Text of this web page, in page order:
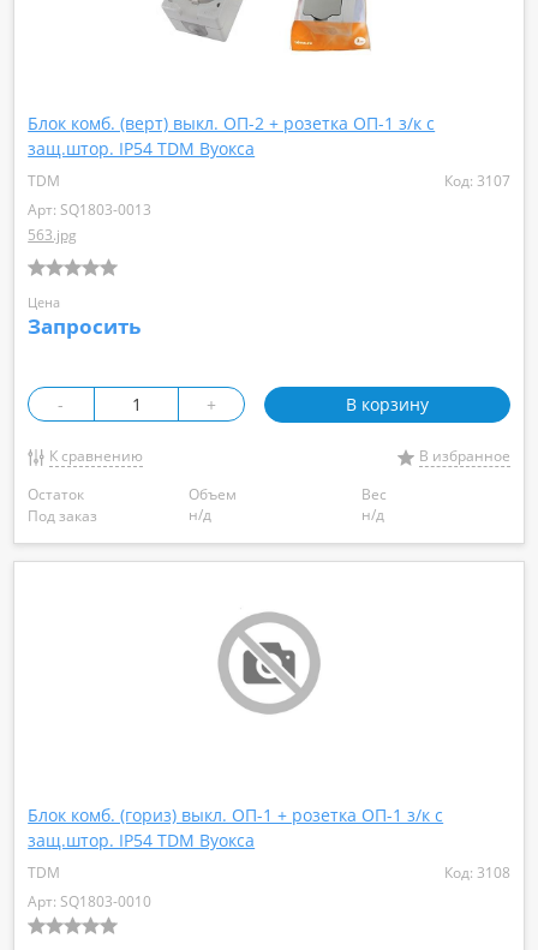
Блок комб. (верт) выкл. ОП-2 + розетка ОП-1 з/к с
защ.штор. IP54 TDM Вуокса
TDM
Код: 3107
Арт: SQ1803-0013
563.jpg
Цена
Запросить
- + В корзину
К сравнению
В избранное
Остаток
Под заказ
Объем
н/д
Вес
н/д
Блок комб. (гориз) выкл. ОП-1 + розетка ОП-1 з/к с
защ.штор. IP54 TDM Вуокса
TDM
Код: 3108
Арт: SQ1803-0010